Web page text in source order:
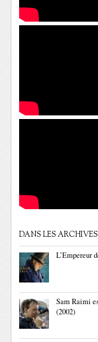
DANS LES ARCHIVES
L’Empereur
Sam Raimi
(2002)